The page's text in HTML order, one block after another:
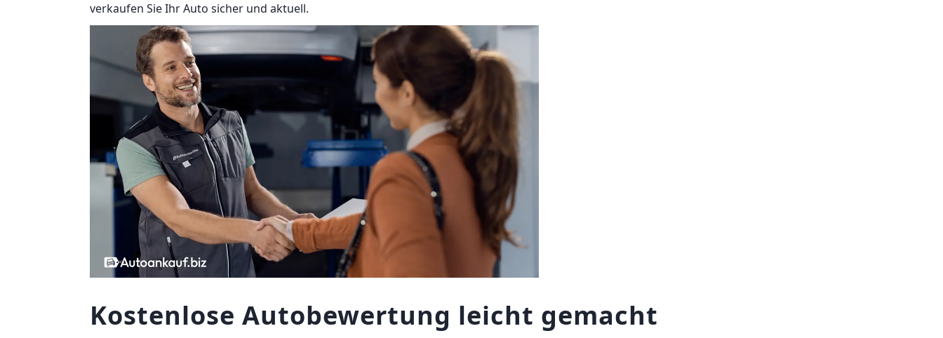
verkaufen Sie Ihr Auto sicher und aktuell.
Kostenlose Autobewertung leicht gemacht